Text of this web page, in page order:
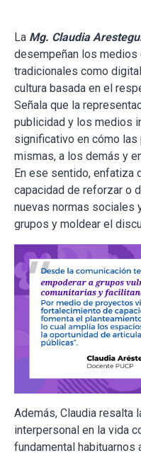
La Mg. Claudia
desempeñan los medios
tradicionales como
cultura basada en el
Señala que la
publicidad y los medios
significativo en cómo
mismas, a los demás y
En ese sentido, enfatiza
capacidad de reforzar o
nuevas normas sociales
grupos y moldear el
Además, Claudia resalta
interpersonal en la vida
fundamental habituarnos